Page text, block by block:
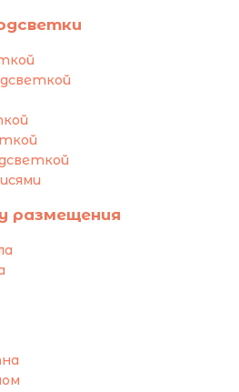
размещения